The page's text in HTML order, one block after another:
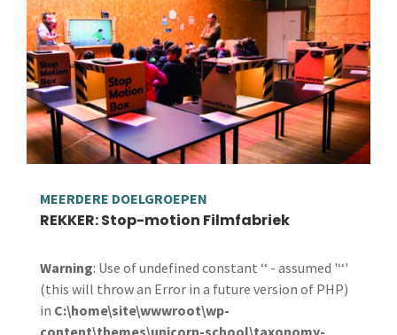
MEERDERE DOELGROEPEN
REKKER: Stop-motion Filmfabriek
Warning: Use of undefined constant ‘‘ - assumed '‘‘'
(this will throw an Error in a future version of PHP)
in C:\home\site\wwwroot\wp-
content\themes\unicorn-school\taxonomy-